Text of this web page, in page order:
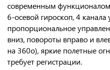
современным
6-осевой гироскоп, 4 канала
пропорциональное
вниз, повороты вправо и
на 360о), яркие полетные
требует регистрации.